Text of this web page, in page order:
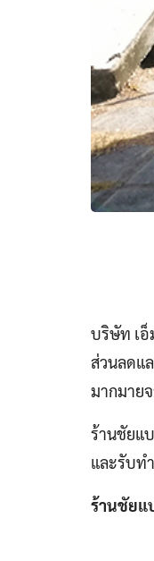
บริษัท เอ็
ส่วนลดแ
มากมาย
ร้านชัยแ
และรับท
ร้านชัยแ